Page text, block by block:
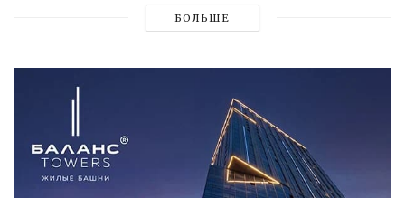
БОЛЬШЕ